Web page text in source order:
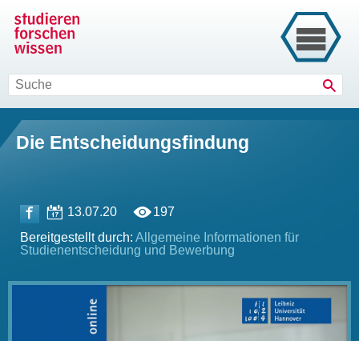
Die Entscheidungsfindung
13.07.20
197
Bereitgestellt durch: Allgemeine Informationen für
Studienentscheidung und Bewerbung